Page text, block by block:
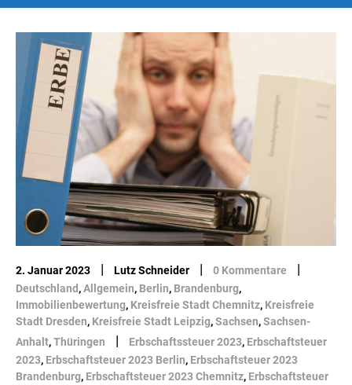
2. Januar 2023 | Lutz Schneider | 0 Kommentare |
Deutschland ,Allgemein, Berlin, Brandenburg,
Immobilienbewertung, Kreisfreie Stadt Chemnitz, Kreisfreie
Stadt Dresden, Kreisfreie Stadt Leipzig,Sachsen,Sachsen-
Anhalt,Thüringen | Erbschaftssteuer 2023, Erbschaftsteuer
2023, Erbschaftsteuer 2023 Berlin, Erbschaftsteuer 2023
Brandenburg, Erbschaftsteuer 2023 Chemnitz, Erbschaftsteuer